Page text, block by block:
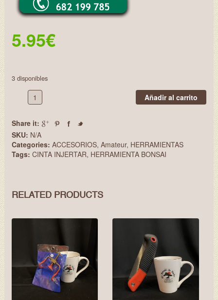
5.95€
3 disponibles
Añadir al carrito
CINTA
INJERTAR
HCI1501
cantidad
Share it:
SKU: N/A
Categories: ACCESORIOS, Amateur, HERRAMIENTAS
Tags: CINTA INJERTAR, HERRAMIENTA BONSAI
RELATED PRODUCTS